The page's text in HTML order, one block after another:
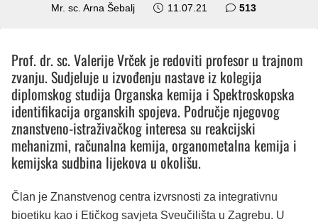
Mr. sc. Arna Šebalj 11.07.21 513komentara
Prof. dr. sc. Valerije Vrček je redoviti profesor u trajnom
zvanju. Sudjeluje u izvođenju nastave iz kolegija
diplomskog studija Organska kemija i Spektroskopska
identifikacija organskih spojeva. Područje njegovog
znanstveno-istraživačkog interesa su reakcijski
mehanizmi, računalna kemija, organometalna kemija i
kemijska sudbina lijekova u okolišu.
Član je Znanstvenog centra izvrsnosti za integrativnu
bioetiku kao i Etičkog savjeta Sveučilišta u Zagrebu. U